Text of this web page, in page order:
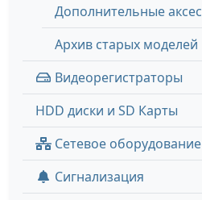
Дополнительные
Архив старых моделей
Видеорегистраторы
HDD диски и SD Карты
Сетевое оборудование
Сигнализация